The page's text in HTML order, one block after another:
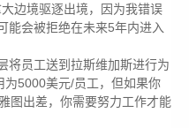
边境驱逐出境，因为我错误
能会被拒绝在未来5年内进入
将员工送到拉斯维加斯进行为
为5000美元/员工，但如果你
图出差，你需要努力工作才能